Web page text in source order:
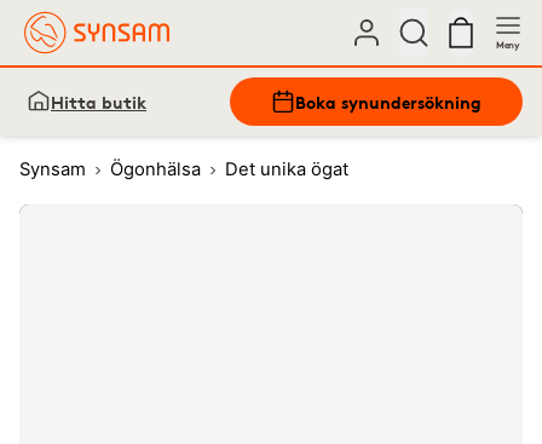
Meny
Hitta butik Boka synundersökning
Synsam Ögonhälsa Det unika ögat